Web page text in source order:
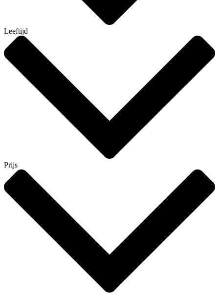
Leeftijd
Prijs